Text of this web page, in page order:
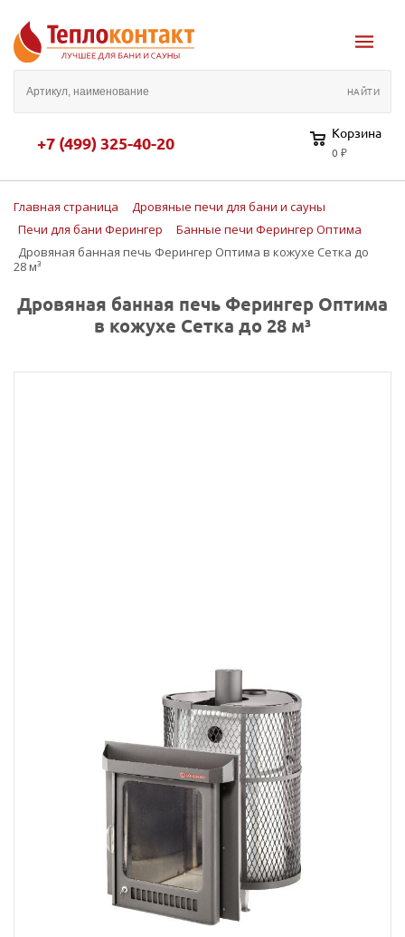
+7 (499) 325-40-20 Корзина
0 ₽
Главная страница
Дровяные печи для бани и сауны
Печи для бани Ферингер
Банные печи Ферингер Оптима
Дровяная банная печь Ферингер Оптима в кожухе Сетка до
28 м³
Дровяная банная печь Ферингер Оптима
в кожухе Сетка до 28 м³